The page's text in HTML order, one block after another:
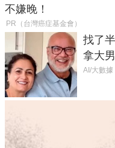
不嫌晚！
PR（台灣癌症基金會）
找了
拿大
50年家
AI/大數據